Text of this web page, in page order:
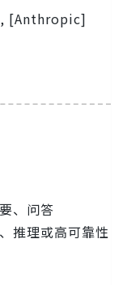
[Anthropic]
、问答
推理或高可靠性